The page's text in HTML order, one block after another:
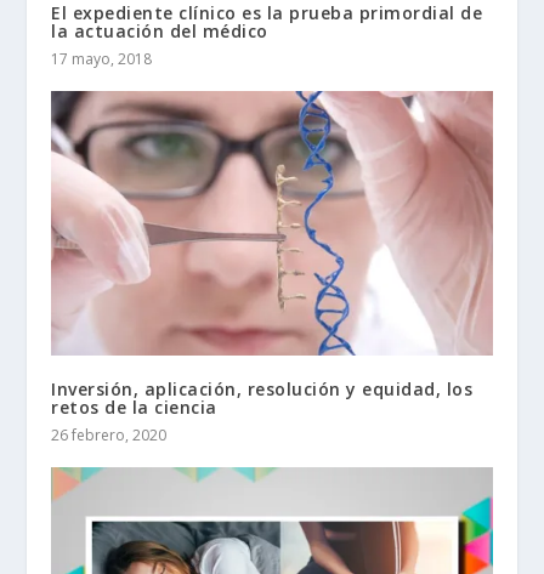
El expediente clínico es la prueba primordial de
la actuación del médico
17 mayo, 2018
Inversión, aplicación, resolución y equidad, los
retos de la ciencia
26 febrero, 2020